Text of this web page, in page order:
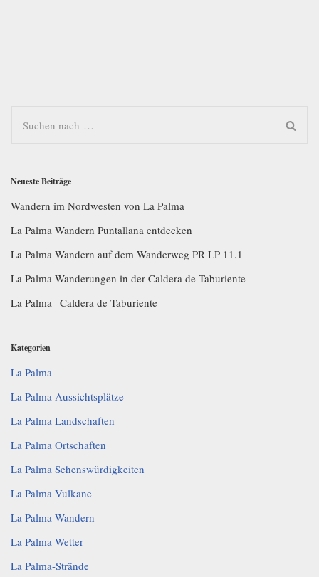
Neueste Beiträge
Wandern im Nordwesten von La Palma
La Palma Wandern Puntallana entdecken
La Palma Wandern auf dem Wanderweg PR LP 11.1
La Palma Wanderungen in der Caldera de Taburiente
La Palma | Caldera de Taburiente
Kategorien
La Palma
La Palma Aussichtsplätze
La Palma Landschaften
La Palma Ortschaften
La Palma Sehenswürdigkeiten
La Palma Vulkane
La Palma Wandern
La Palma Wetter
La Palma-Strände